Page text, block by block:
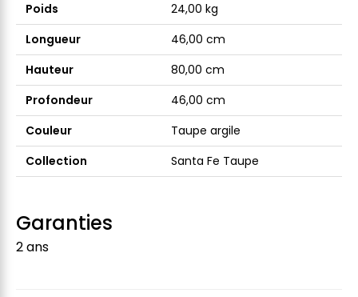
Poids
24,00 kg
Longueur
46,00 cm
Hauteur
80,00 cm
Profondeur
46,00 cm
Couleur
Taupe argile
Collection
Santa Fe Taupe
Garanties
2 ans